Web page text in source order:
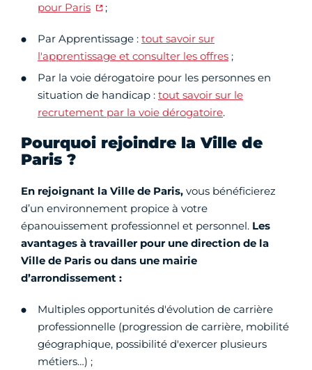
pour Paris
;
Par Apprentissage : tout savoir sur
l'apprentissage et consulter les offres ;
Par la voie dérogatoire pour les personnes en
situation de handicap : tout savoir sur le
recrutement par la voie dérogatoire.
Pourquoi rejoindre la Ville de
Paris ?
En rejoignant la Ville de Paris, vous bénéficierez
d’un environnement propice à votre
épanouissement professionnel et personnel. Les
avantages à travailler pour une direction de la
Ville de Paris ou dans une mairie
d’arrondissement :
Multiples opportunités d'évolution de carrière
professionnelle (progression de carrière, mobilité
géographique, possibilité d'exercer plusieurs
métiers…) ;